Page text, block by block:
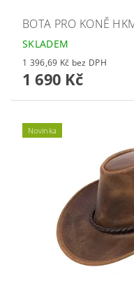
BOTA PRO KONĚ
SKLADEM
1 396,69 Kč bez DPH
1 690 Kč
Novinka